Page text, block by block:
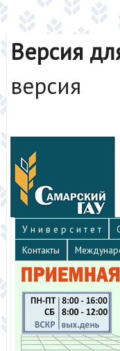
Версия
версия
У н и в е р с и т е т
Контакты